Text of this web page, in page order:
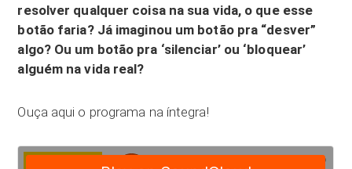
resolver qualquer coisa na sua vida, o que esse
botão faria? Já imaginou um botão pra “desver”
algo? Ou um botão pra ‘silenciar’ ou ‘bloquear’
alguém na vida real?
Ouça aqui o programa na íntegra!